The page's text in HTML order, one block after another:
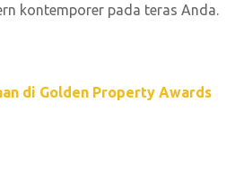
kontemporer pada teras Anda.
di Golden Property Awards